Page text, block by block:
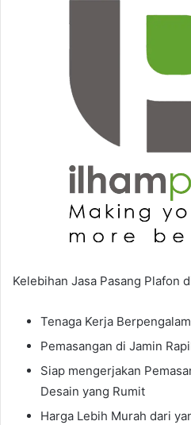
Kelebihan Jasa Pasang Plafon
Tenaga Kerja
Pemasangan di Jamin
Siap mengerjakan
Desain yang Rumit
Harga Lebih Murah dari